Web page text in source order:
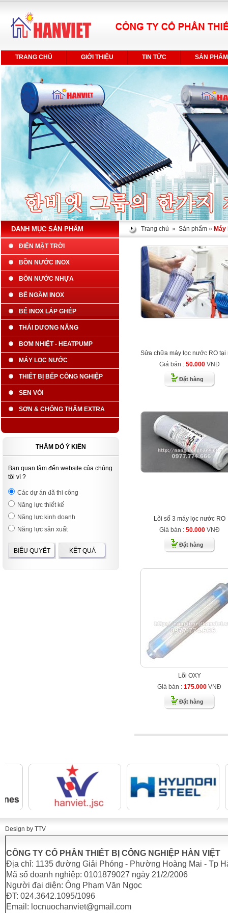
TRANG CHỦ GIỚI THIỆU TIN TỨC SẢN PHẨM
DANH MỤC SẢN PHẨM
ĐIỆN MẶT TRỜI
BỒN NƯỚC INOX
BỒN NƯỚC NHỰA
BỂ NGẦM INOX
BỂ INOX LẮP GHÉP
THÁI DƯƠNG NĂNG
BƠM NHIỆT - HEATPUMP
MÁY LỌC NƯỚC
THIẾT BỊ BẾP CÔNG NGHIỆP
SEN VÒI
SƠN & CHỐNG THẤM EXTRA
THĂM DÒ Ý KIẾN
Bạn quan tâm đến website của chúng
tôi vì ?
Các dự án đã thi công
Năng lực thiết kế
Năng lực kinh doanh
Năng lực sản xuất
BIỂU QUYẾT KẾT QUẢ
Trang chủ » Sản phẩm »
Sửa chữa máy lọc nước RO tại
Giá bán : 50.000 VNĐ
Đặt hàng
Lõi số 3 máy lọc nước RO
Giá bán : 50.000 VNĐ
Đặt hàng
Lõi OXY
Giá bán :175.000 VNĐ
Đặt hàng
Design by TTV
CÔNG TY CỔ PHẦN THIẾT BỊ CÔNG NGHIỆP HÀN VIỆT
Địa chỉ: 1135 đường Giải Phóng - Phường Hoàng Mai - Tp
Mã số doanh nghiệp: 0101879027 ngày 21/2/2006
Người đại diện: Ông Phạm Văn Ngọc
ĐT: 024.3642.1095/1096
Email: locnuochanviet@gmail.com